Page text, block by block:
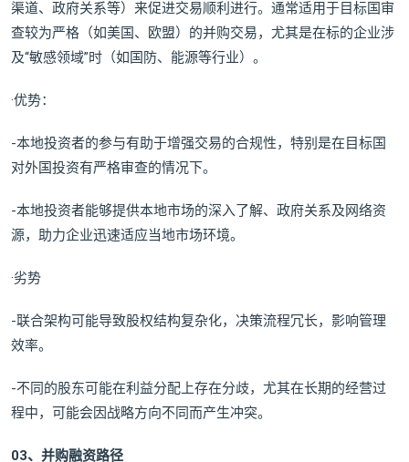
渠道、政府关系等）来促进交易顺利进行。通常适用于目标国审
查较为严格（如美国、欧盟）的并购交易，尤其是在标的企业涉
及“敏感领域”时（如国防、能源等行业）。
·优势：
-本地投资者的参与有助于增强交易的合规性，特别是在目标国
对外国投资有严格审查的情况下。
-本地投资者能够提供本地市场的深入了解、政府关系及网络资
源，助力企业迅速适应当地市场环境。
·劣势
-联合架构可能导致股权结构复杂化，决策流程冗长，影响管理
效率。
-不同的股东可能在利益分配上存在分歧，尤其在长期的经营过
程中，可能会因战略方向不同而产生冲突。
03、并购融资路径